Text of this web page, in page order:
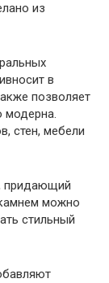
из
в
позволяет
модерна.
стен, мебели
придающий
можно
стильный